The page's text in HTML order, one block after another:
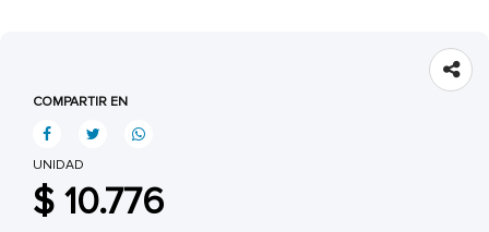
COMPARTIR EN
UNIDAD
$ 10.776